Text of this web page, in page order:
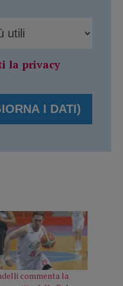
la privacy
commenta la